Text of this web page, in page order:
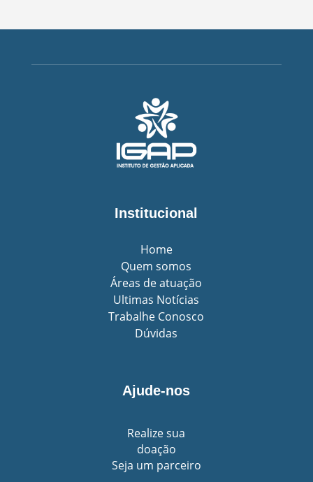
Institucional
Home
Quem somos
Áreas de atuação
Ultimas Notícias
Trabalhe Conosco
Dúvidas
Ajude-nos
Realize sua
doação
Seja um parceiro